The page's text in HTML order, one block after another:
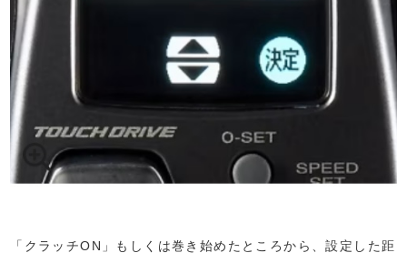
「クラッチON」もしくは巻き始めたところから、設定した距